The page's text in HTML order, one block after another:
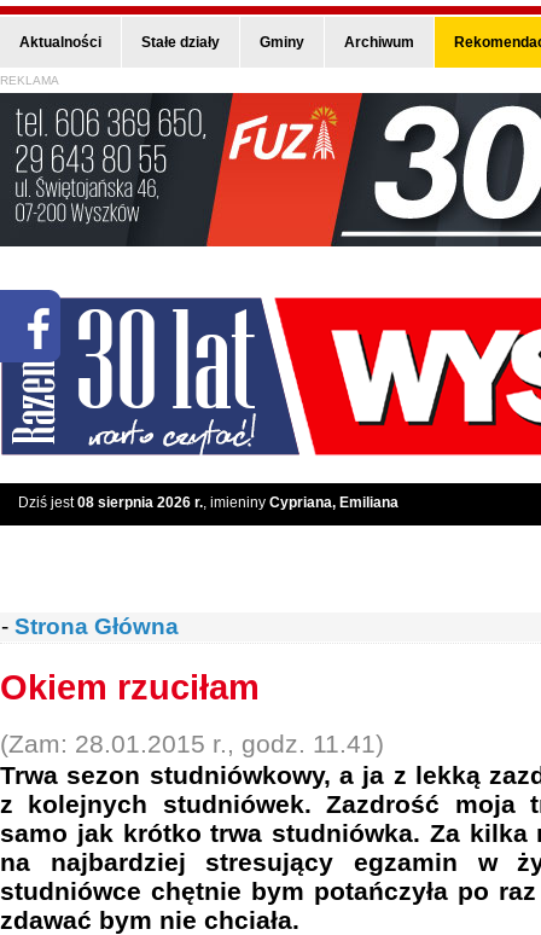
Aktualności Stałe działy Gminy Archiwum
REKLAMA
Dziś jest08 sierpnia 2026 r., imieniny Cypriana, Emiliana
- Strona Główna
Okiem rzuciłam
(Zam: 28.01.2015 r., godz. 11.41)
Trwa sezon studniówkowy, a ja z lekką
z kolejnych studniówek. Zazdrość moja
samo jak krótko trwa studniówka. Za kilka
na najbardziej stresujący egzamin w
studniówce chętnie bym potańczyła po
zdawać bym nie chciała.